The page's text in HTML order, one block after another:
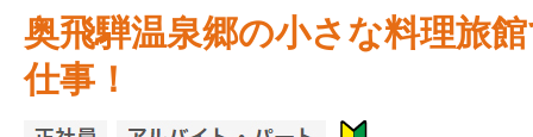
奥飛騨温泉郷の小さな料理旅
仕事！